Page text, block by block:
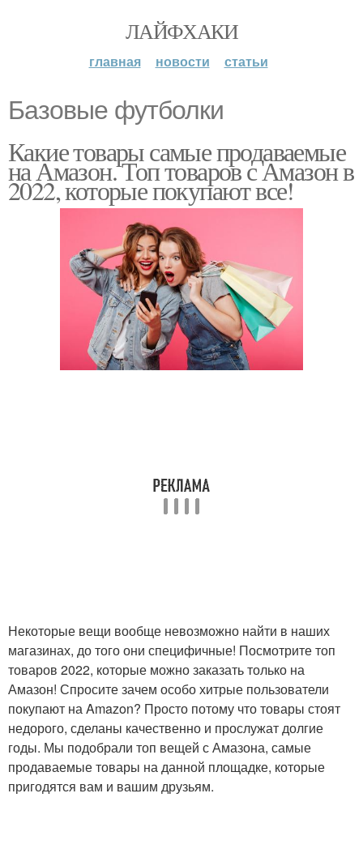
ЛАЙФХАКИ
главная новости статьи
Базовые футболки
Какие товары самые продаваемые
на Амазон. Топ товаров с Амазон в
2022, которые покупают все!
Некоторые вещи вообще невозможно найти в наших
магазинах, до того они специфичные! Посмотрите топ
товаров 2022, которые можно заказать только на
Амазон! Спросите зачем особо хитрые пользователи
покупают на Amazon? Просто потому что товары стоят
недорого, сделаны качественно и прослужат долгие
годы. Мы подобрали топ вещей с Амазона, самые
продаваемые товары на данной площадке, которые
пригодятся вам и вашим друзьям.